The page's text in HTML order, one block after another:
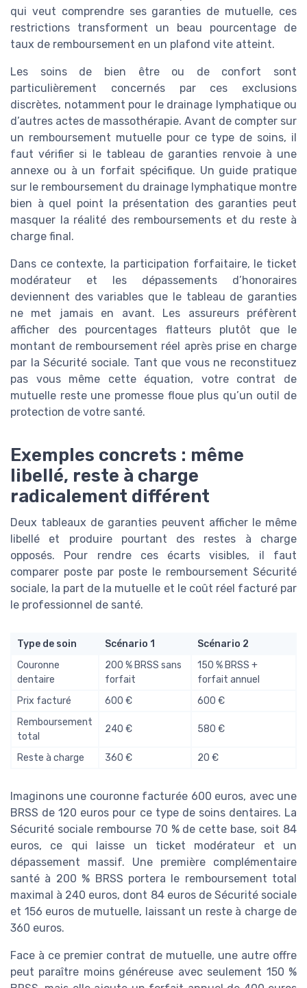
qui veut comprendre ses garanties de mutuelle, ces
restrictions transforment un beau pourcentage de
taux de remboursement en un plafond vite atteint.
Les soins de bien être ou de confort sont
particulièrement concernés par ces exclusions
discrètes, notamment pour le drainage lymphatique ou
d’autres actes de massothérapie. Avant de compter sur
un remboursement mutuelle pour ce type de soins, il
faut vérifier si le tableau de garanties renvoie à une
annexe ou à un forfait spécifique. Un guide pratique
sur le remboursement du drainage lymphatique montre
bien à quel point la présentation des garanties peut
masquer la réalité des remboursements et du reste à
charge final.
Dans ce contexte, la participation forfaitaire, le ticket
modérateur et les dépassements d’honoraires
deviennent des variables que le tableau de garanties
ne met jamais en avant. Les assureurs préfèrent
afficher des pourcentages flatteurs plutôt que le
montant de remboursement réel après prise en charge
par la Sécurité sociale. Tant que vous ne reconstituez
pas vous même cette équation, votre contrat de
mutuelle reste une promesse floue plus qu’un outil de
protection de votre santé.
Exemples concrets : même
libellé, reste à charge
radicalement différent
Deux tableaux de garanties peuvent afficher le même
libellé et produire pourtant des restes à charge
opposés. Pour rendre ces écarts visibles, il faut
comparer poste par poste le remboursement Sécurité
sociale, la part de la mutuelle et le coût réel facturé par
le professionnel de santé.
Type de soin Scénario 1
Scénario 2
Couronne
dentaire
200 % BRSS sans
forfait
150 % BRSS +
forfait annuel
Prix facturé
600 €
600 €
Remboursement
total
240 € 580 €
Reste à charge 360 € 20 €
Imaginons une couronne facturée 600 euros, avec une
BRSS de 120 euros pour ce type de soins dentaires. La
Sécurité sociale rembourse 70 % de cette base, soit 84
euros, ce qui laisse un ticket modérateur et un
dépassement massif. Une première complémentaire
santé à 200 % BRSS portera le remboursement total
maximal à 240 euros, dont 84 euros de Sécurité sociale
et 156 euros de mutuelle, laissant un reste à charge de
360 euros.
Face à ce premier contrat de mutuelle, une autre offre
peut paraître moins généreuse avec seulement 150 %